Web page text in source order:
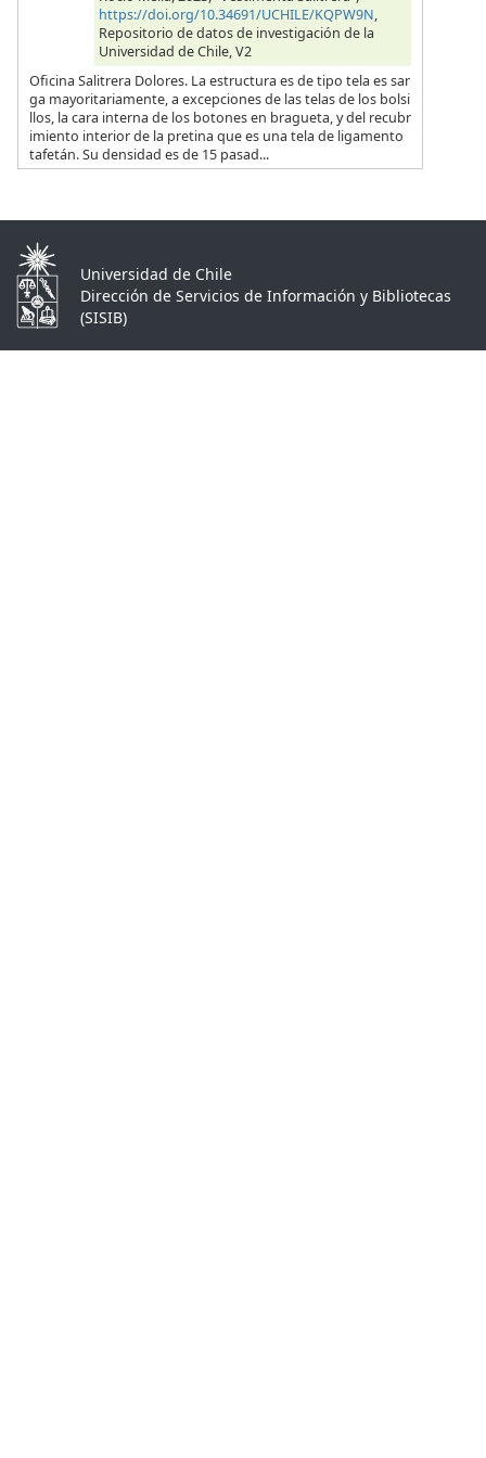
https://doi.org/10.34691/UCHILE/KQPW9N,
Repositorio de datos de investigación de la
Universidad de Chile, V2
Oficina Salitrera Dolores. La estructura es de tipo tela es sar
ga mayoritariamente, a excepciones de las telas de los bolsi
llos, la cara interna de los botones en bragueta, y del recubr
imiento interior de la pretina que es una tela de ligamento
tafetán. Su densidad es de 15 pasad...
Universidad de Chile
Dirección de Servicios de Información y Bibliotecas
(SISIB)